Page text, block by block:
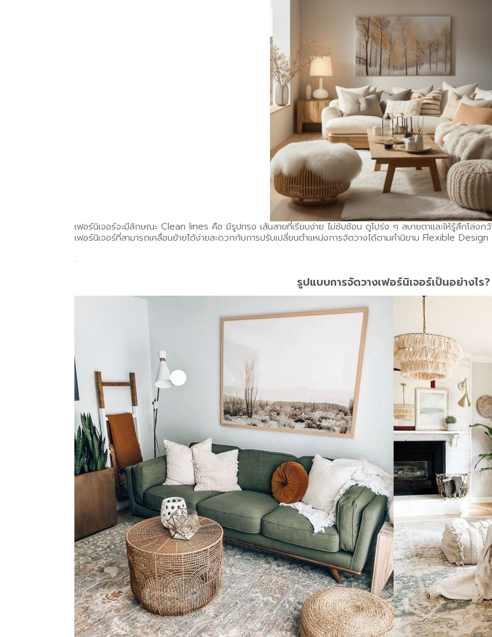
เฟอร์นิเจอร์จะมีลักษณะ Clean lines คือ มีรูปทรง เส้นสายที่เรียบง่าย ไม่ซับซ้อน ดูโปร่ง ๆ สบายตาและให้รู้สึกโล่ง
เฟอร์นิเจอร์ที่สามารถเคลื่อนย้ายได้ง่ายสะดวกกับการปรับเปลี่ยนตำแหน่งการจัดวางได้ตามคำนิยาม Flexible Design
.
รูปแบบการจัดวางเฟอร์นิเจอร์เป็นอย่างไร?